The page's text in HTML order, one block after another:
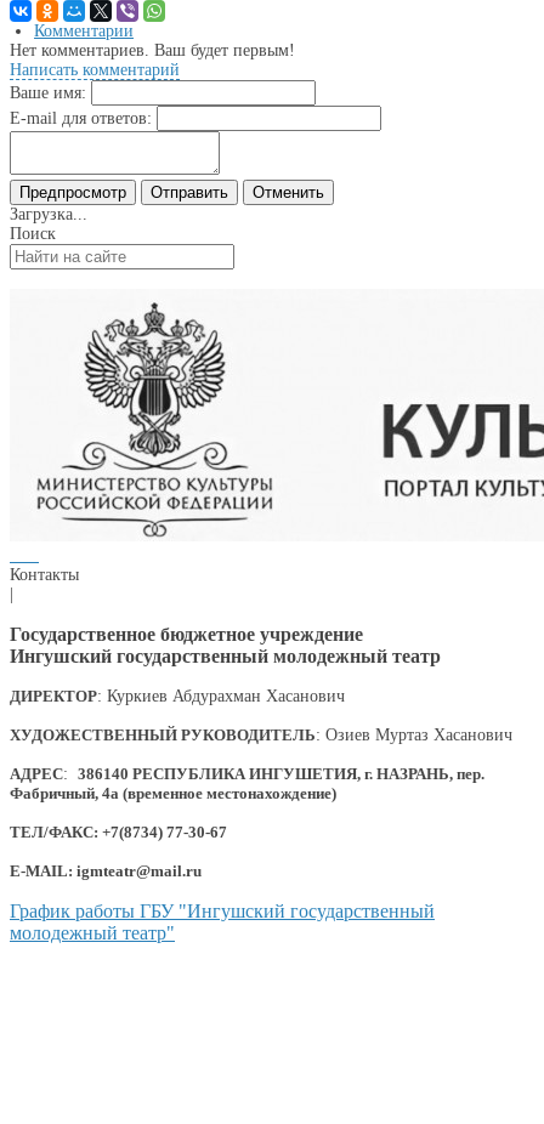
Комментарии
Нет комментариев. Ваш будет первым!
Написать комментарий
Ваше имя:
E-mail для ответов:
Загрузка...
Поиск
Контакты
Государственное бюджетное учреждение
Ингушский государственный молодежный театр
ДИРЕКТОР: Куркиев Абдурахман Хасанович
ХУДОЖЕСТВЕННЫЙ РУКОВОДИТЕЛЬ: Озиев Муртаз Хасанович
АДРЕС: 386140 РЕСПУБЛИКА ИНГУШЕТИЯ, г. НАЗРАНЬ, пер.
Фабричный, 4а (временное местонахождение)
ТЕЛ/ФАКС: +7(8734) 77-30-67
E-MAIL: igmteatr@mail.ru
График работы ГБУ "Ингушский государственный
молодежный театр"